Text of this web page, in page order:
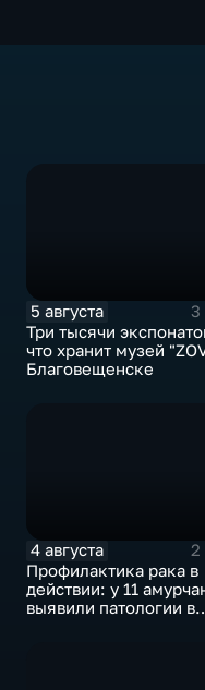
5 августа
3
Три тысячи
что хранит музей
Благовещенске
4 августа
2
Профилактика рака в
действии: у 11
выявили патологии в